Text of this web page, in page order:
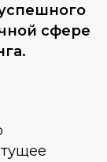
сфере